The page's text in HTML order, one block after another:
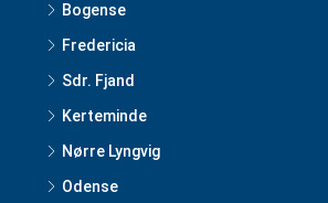
Bogense
Fredericia
Sdr. Fjand
Kerteminde
Nørre Lyngvig
Odense